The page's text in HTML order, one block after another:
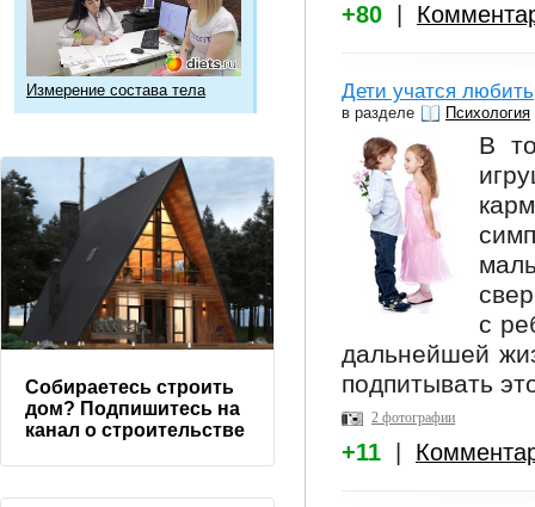
+80
Дети учатся любить
в разделе Психология
В
с
дальнейшей
подпитывать
2 фотографии
+11
Измерение состава тела
Собираетесь строить
дом? Подпишитесь на
канал о строительстве